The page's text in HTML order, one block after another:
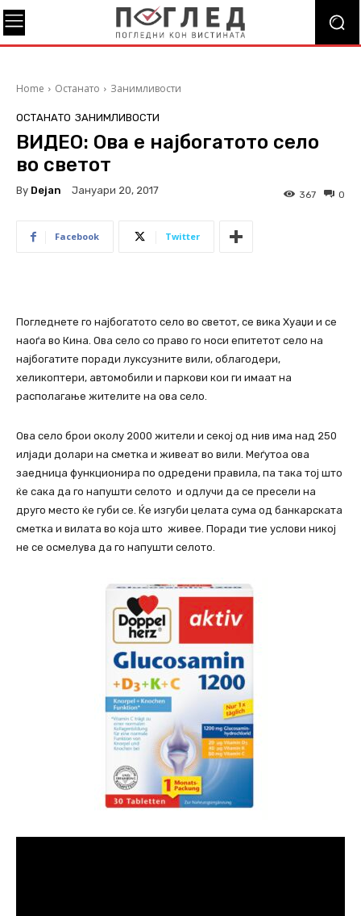
Home Останато Занимливости
ОСТАНАТО ЗАНИМЛИВОСТИ
ВИДЕО: Ова е најбогатото село
во светот
By Dejan Јануари 20, 2017 0
367
Facebook Twitter
Погледнете го најбогатото село во светот, се вика Хуаџи и се
наоѓа во Кина. Ова село со право го носи епитетот село на
најбогатите поради луксузните вили, облагодери,
хеликоптери, автомобили и паркови кои ги имаат на
располагање жителите на ова село.
Ова село брои околу 2000 жители и секој од нив има над 250
илјади долари на сметка и живеат во вили. Меѓутоа ова
заедница функционира по одредени правила, па така тој што
ќе сака да го напушти селото и одлучи да се пресели на
друго место ќе губи се. Ќе изгуби целата сума од банкарската
сметка и вилата во која што живее. Поради тие услови никој
не се осмелува да го напушти селото.